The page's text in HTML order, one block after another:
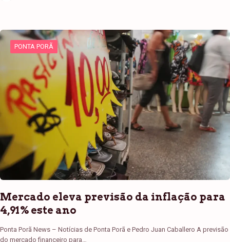
PONTA PORÃ
Mercado eleva previsão da inflação para
4,91% este ano
Ponta Porã News – Notícias de Ponta Porã e Pedro Juan Caballero A previsão
do mercado financeiro para…